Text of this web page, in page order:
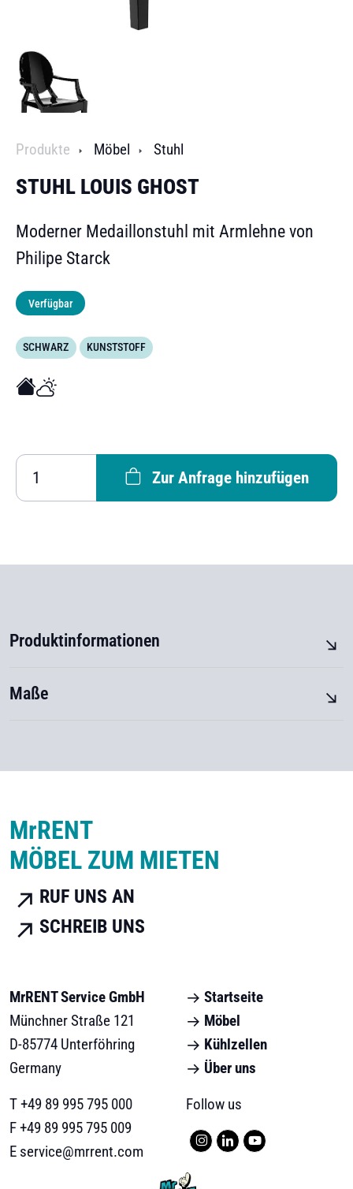
Produkte Möbel Stuhl
STUHL LOUIS GHOST
Moderner Medaillonstuhl mit Armlehne von
Philipe Starck
Verfügbar
SCHWARZ KUNSTSTOFF
Zur Anfrage hinzufügen
Produktinformationen
Maße
MrRENT
MÖBEL ZUM MIETEN
RUF UNS AN
SCHREIB UNS
MrRENT Service GmbH
Münchner Straße 121
D-85774 Unterföhring
Germany
T+49 89 995 795 000
F+49 89 995 795 009
E service@mrrent.com
Startseite
Möbel
Kühlzellen
Über uns
Follow us